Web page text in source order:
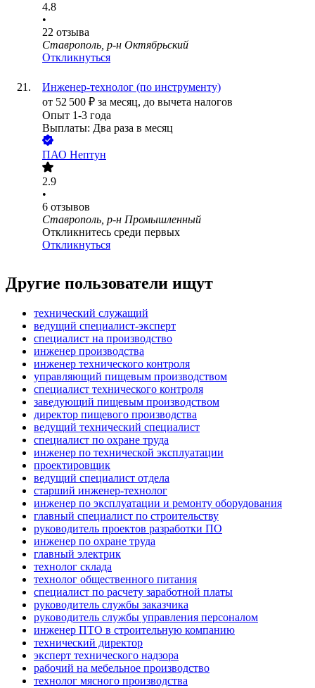
4.8
•
22 отзыва
Ставрополь, р-н Октябрьский
Откликнуться
Инженер-технолог (по инструменту)
от 52 500 ₽ за месяц, до вычета налогов
Опыт 1-3 года
Выплаты: Два раза в месяц
ПАО Нептун
2.9
•
6 отзывов
Ставрополь, р-н Промышленный
Откликнитесь среди первых
Откликнуться
Другие пользователи ищут
технический служащий
ведущий специалист-эксперт
специалист на производство
инженер производства
инженер технического контроля
управляющий пищевым производством
специалист технического контроля
заведующий пищевым производством
директор пищевого производства
ведущий технический специалист
специалист по охране труда
инженер по технической эксплуатации
проектировщик
ведущий специалист отдела
старший инженер-технолог
инженер по эксплуатации и ремонту оборудования
главный специалист по строительству
руководитель проектов разработки ПО
инженер по охране труда
главный электрик
технолог склада
технолог общественного питания
специалист по расчету заработной платы
руководитель службы заказчика
руководитель службы управления персоналом
инженер ПТО в строительную компанию
технический директор
эксперт технического надзора
рабочий на мебельное производство
технолог мясного производства